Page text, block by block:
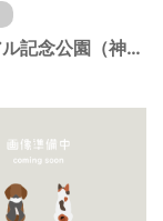
ニエ・アル記念公園（神奈川県藤沢市）